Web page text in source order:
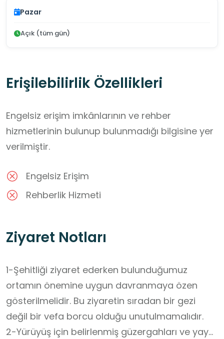
Pazar
Açık (tüm gün)
Erişilebilirlik Özellikleri
Engelsiz erişim imkânlarının ve rehber
hizmetlerinin bulunup bulunmadığı bilgisine yer
verilmiştir.
Engelsiz Erişim
Rehberlik Hizmeti
Ziyaret Notları
1-Şehitliği ziyaret ederken bulunduğumuz
ortamın önemine uygun davranmaya özen
gösterilmelidir. Bu ziyaretin sıradan bir gezi
değil bir vefa borcu olduğu unutulmamalıdır.
2-Yürüyüş için belirlenmiş güzergahları ve yaya